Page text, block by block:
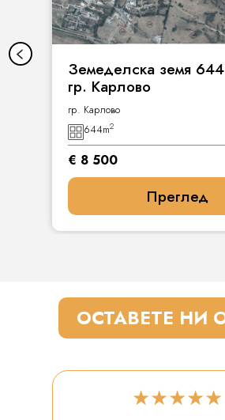
Земеделска земя
гр. Карлово
гр. Карлово
644m2
€ 8 500
Преглед
ОСТАВЕТЕ НИ
★★★★★